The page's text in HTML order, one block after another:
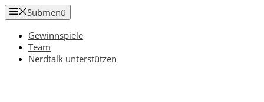
Zum
Inhalt
springen
Submenü
Gewinnspiele
Team
Nerdtalk unterstützen